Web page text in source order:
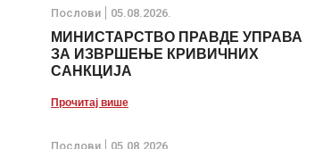
Послови 05.08.2026.
МИНИСТАРСТВО ПРАВДЕ УПРАВА
ЗА ИЗВРШЕЊЕ КРИВИЧНИХ
САНКЦИЈА
Прочитај више
Послови 05.08.2026.